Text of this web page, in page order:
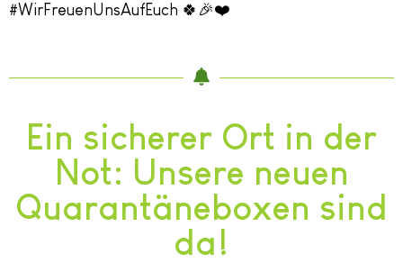
#WirFreuenUnsAufEuch 🍀🎉❤️
Ein sicherer Ort in der
Not: Unsere neuen
Quarantäneboxen sind
da!